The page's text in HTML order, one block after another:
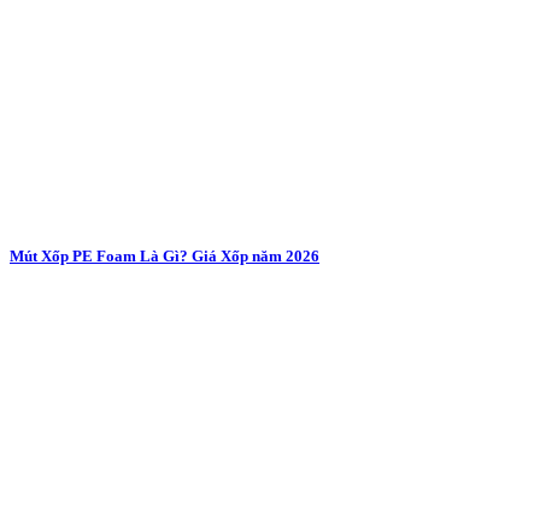
Mút Xốp PE Foam Là Gì? Giá Xốp năm 2026